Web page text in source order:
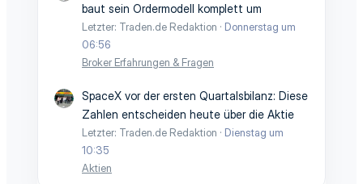
baut sein Ordermodell komplett um
Letzter: Traden.de Redaktion
Donnerstag um
06:56
Broker Erfahrungen & Fragen
SpaceX vor der ersten Quartalsbilanz: Diese
Zahlen entscheiden heute über die Aktie
Letzter: Traden.de Redaktion
Dienstag um
10:35
Aktien